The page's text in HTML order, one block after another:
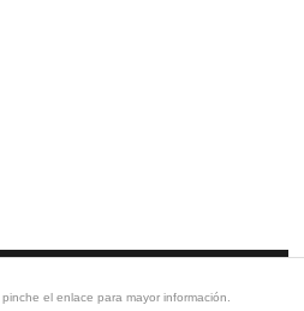
, pinche el enlace para mayor información.